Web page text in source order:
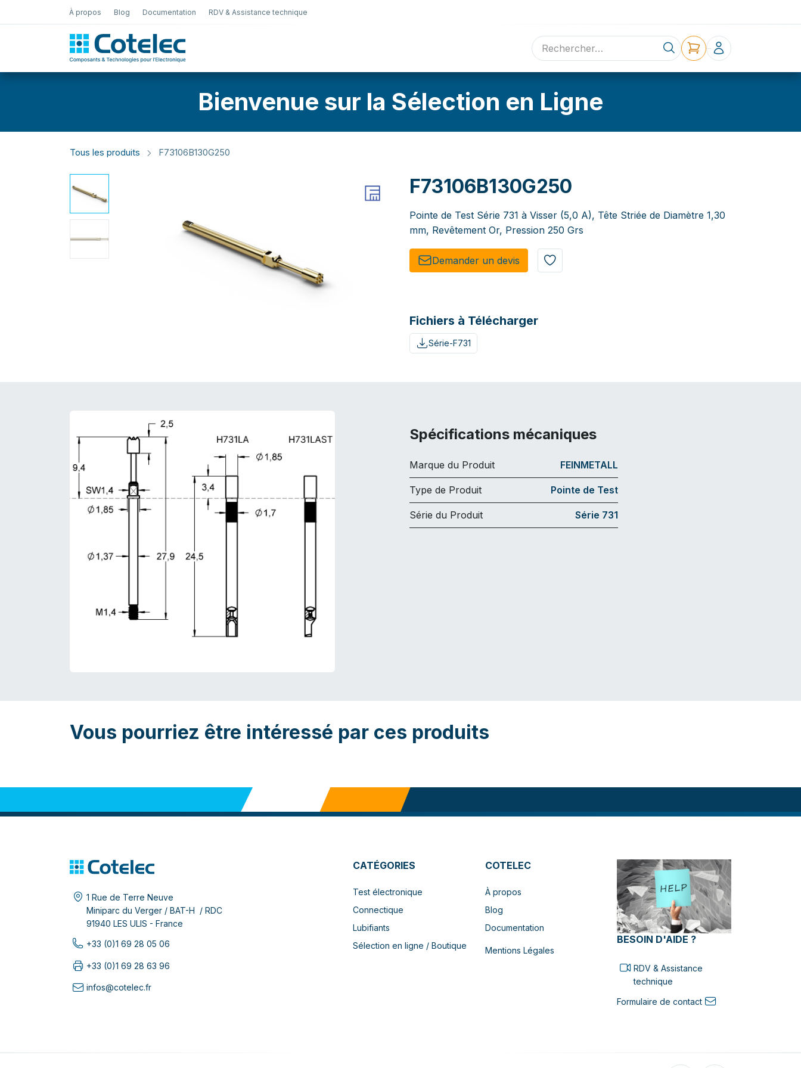
À propos Blog Documentation RDV & Assistance technique
Sélection en ligne Contact
Bienvenue sur la Sélection en Ligne
Tous les produits F73106B130G250
F73106B130G250
Pointe de Test Série 731 à Visser (5,0 A), Tête Striée de Diamètre 1,30
mm, Revêtement Or, Pression 250 Grs
Demander un de​​vis​​
Fichiers à Télécharger
Série-F731
Spécifications mécaniques
Marque du Produit FEINMETALL
Type de Produit Pointe de Test
Série du Produit Série 731
Vous pourriez être intéressé par ces produits
1 Rue de Terre Neuve
Miniparc du Verger / BAT-H / RDC
91940 LES ULIS - France
+33 (0)1 69 28 05 06
+33 (0)1 69 28 63 96
infos@cotelec.fr
CATÉGORIES
Test électronique
Connectique
Lubifiants
Sélection en ligne / Boutique
COTELEC
À propos
Blog
Documentation
Mentions Légales
BESOIN D'AIDE ?
RDV & Assistance
technique
Formulaire de contact